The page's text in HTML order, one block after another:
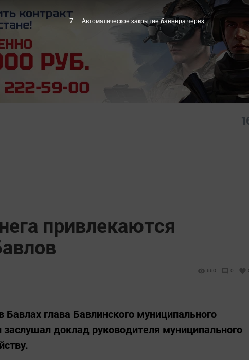
привлекаются
660 0
глава Бавлинского муниципального
заслушал доклад руководителя муниципального
6 Автоматическое закрытие баннера через